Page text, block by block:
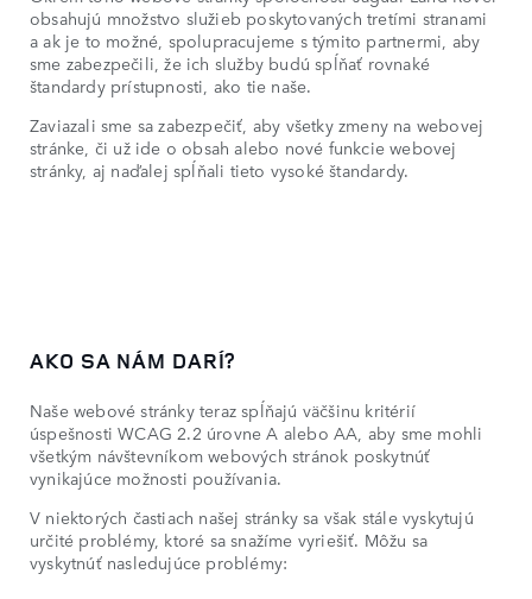
obsahujú množstvo služieb poskytovaných tretími stranami
a ak je to možné, spolupracujeme s týmito partnermi, aby
sme zabezpečili, že ich služby budú spĺňať rovnaké
štandardy prístupnosti, ako tie naše.
Zaviazali sme sa zabezpečiť, aby všetky zmeny na webovej
stránke, či už ide o obsah alebo nové funkcie webovej
stránky, aj naďalej spĺňali tieto vysoké štandardy.
AKO SA NÁM DARÍ?
Naše webové stránky teraz spĺňajú väčšinu kritérií
úspešnosti WCAG 2.2 úrovne A alebo AA, aby sme mohli
všetkým návštevníkom webových stránok poskytnúť
vynikajúce možnosti používania.
V niektorých častiach našej stránky sa však stále vyskytujú
určité problémy, ktoré sa snažíme vyriešiť. Môžu sa
vyskytnúť nasledujúce problémy: